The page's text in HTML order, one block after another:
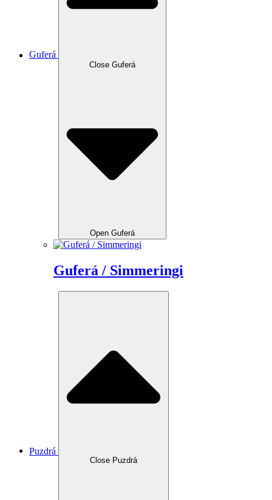
Guferá
Close Guferá
Open Guferá
Guferá / Simmeringi
Puzdrá
Close Puzdrá